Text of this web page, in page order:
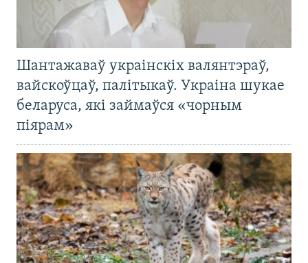
Шантажаваў украінскіх валянтэраў,
вайскоўцаў, палітыкаў. Украіна шукае
беларуса, які займаўся «чорным
піярам»